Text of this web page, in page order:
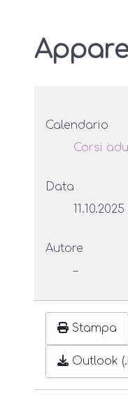
Calendario
Corsi
Data
11.10.2025
Autore
–
Stampa
Outlook